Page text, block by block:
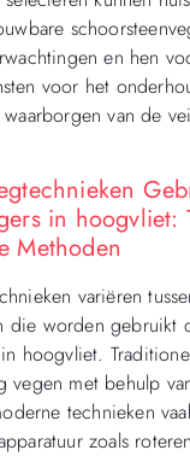
en hen
voor het
van de
in hoogvliet:
Methoden
variëren
die worden gebruikt
hoogvliet.
vegen met behulp
technieken
zoals